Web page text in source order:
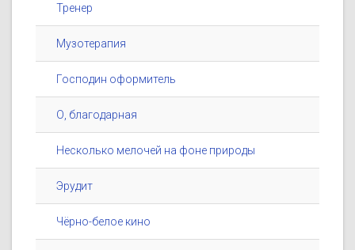
Тренер
Музотерапия
Господин оформитель
О, благодарная
Несколько мелочей на фоне природы
Эрудит
Чёрно-белое кино